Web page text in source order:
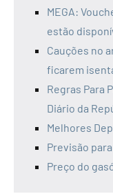
MEGA:
estão
Cauções no
ficarem
Regras Para
Diário da
Melhores
Previsão
Preço do